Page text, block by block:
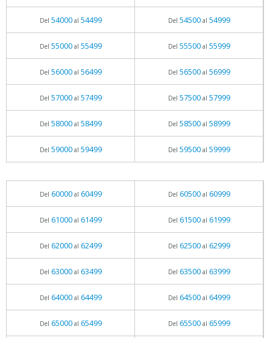
Del 54000al 54499 Del 54500al 54999
Del 55000al 55499 Del 55500al 55999
Del 56000al 56499 Del 56500al 56999
Del 57000al 57499 Del 57500al 57999
Del 58000al 58499 Del 58500al 58999
Del 59000al 59499 Del 59500al 59999
Del 60000al 60499 Del 60500al 60999
Del 61000al 61499 Del 61500al 61999
Del 62000al 62499 Del 62500al 62999
Del 63000al 63499 Del 63500al 63999
Del 64000al 64499 Del 64500al 64999
Del 65000al 65499 Del 65500al 65999